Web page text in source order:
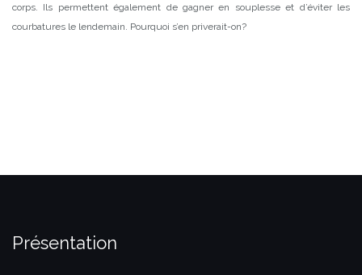
corps. Ils permettent également de gagner en souplesse et d’éviter les
courbatures le lendemain. Pourquoi s’en priverait-on?
Présentation